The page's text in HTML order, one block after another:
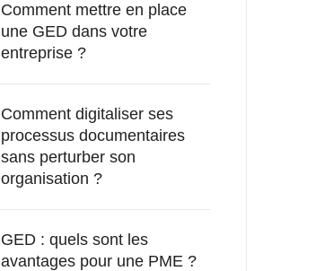
Comment mettre en place
une GED dans votre
entreprise ?
Comment digitaliser ses
processus documentaires
sans perturber son
organisation ?
GED : quels sont les
avantages pour une PME ?